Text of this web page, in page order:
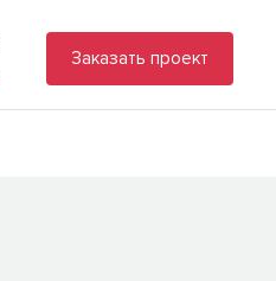
Заказать проект